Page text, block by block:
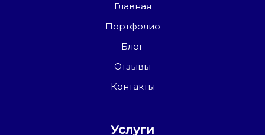
Главная
Портфолио
Блог
Отзывы
Контакты
Услуги